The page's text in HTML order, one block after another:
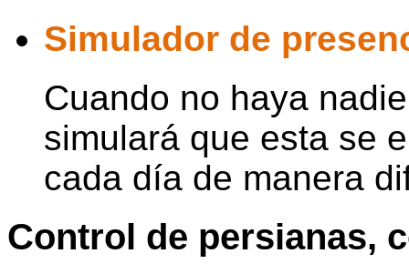
Simulador de
Cuando no haya
simulará que esta se
cada día de manera
Control de persianas,